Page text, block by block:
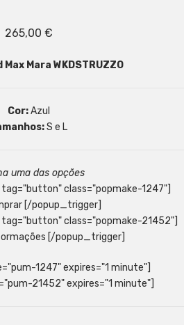
265,00 €
Mara WKDSTRUZZO
Cor:Azul
S e L
uma das opções
class="popmake-1247"]
[/popup_trigger]
class="popmake-21452"]
[/popup_trigger]
1247" expires="1 minute"]
21452" expires="1 minute"]